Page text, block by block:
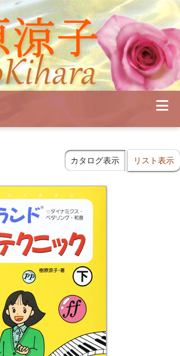
Profile
Concert
Seminar
Diary
Contact カタログ表示 リスト表示